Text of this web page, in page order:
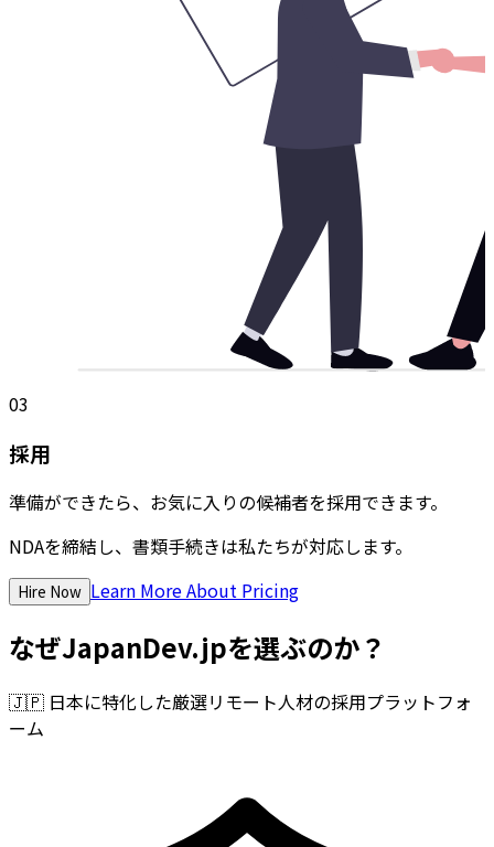
03
採用
準備ができたら、お気に入りの候補者を採用できます。
NDAを締結し、書類手続きは私たちが対応します。
Hire Now Learn More About Pricing
なぜJapanDev.jpを選ぶのか？
🇯🇵 日本に特化した厳選リモート人材の採用プラットフォ
ーム